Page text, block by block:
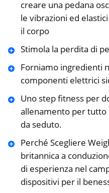
creare una pedana
le vibrazioni ed
il corpo
Stimola la perdita di
Forniamo ingredienti
componenti elettrici
Uno step fitness per
allenamento per tutto
da seduto.
Perché Scegliere
britannica a
di esperienza nel
dispositivi per il